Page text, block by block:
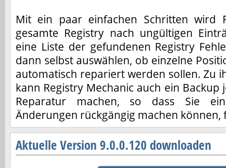
Mit ein paar einfachen Schritten wird
gesamte Registry nach ungültigen
eine Liste der gefundenen Registry
dann selbst auswählen, ob einzelne
automatisch repariert werden sollen. Zu
kann Registry Mechanic auch ein
Reparatur machen, so dass Sie
Änderungen rückgängig machen können,
Aktuelle Version 9.0.0.120 downloaden